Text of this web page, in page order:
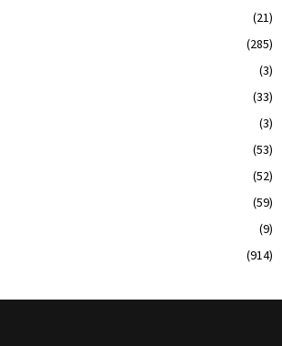
(21)
(285)
(3)
(33)
(3)
(53)
(52)
(59)
(9)
(914)